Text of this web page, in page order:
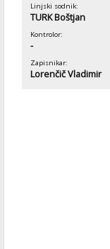
Linjski sodnik:
TURK Boštjan
Kontrolor:
-
Zapisnikar:
Lorenčič Vladimir